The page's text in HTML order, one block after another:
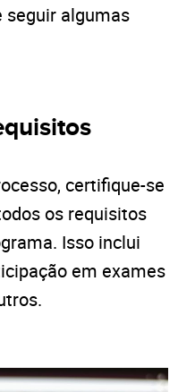
seguir algumas
certifique-se
os requisitos
Isso inclui
em exames